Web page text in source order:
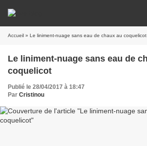
Accueil » Le liniment-nuage sans eau de chaux au coquelicot
Le liniment-nuage sans eau de chaux au
coquelicot
Publié le 28/04/2017 à 18:47
Par Cristinou